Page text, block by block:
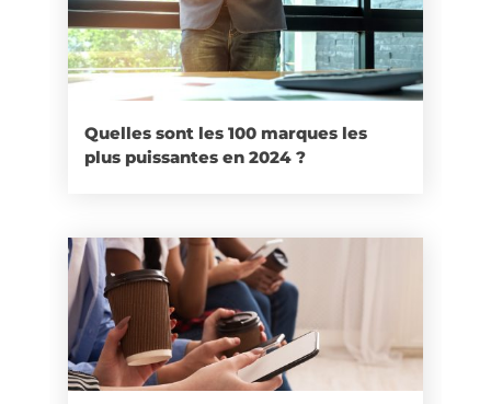
Quelles sont les 100 marques les
plus puissantes en 2024 ?